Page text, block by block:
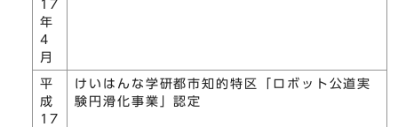
17
年
4
月
平
成
17
けいはんな学研都市知的特区「ロボット公道実
験円滑化事業」認定